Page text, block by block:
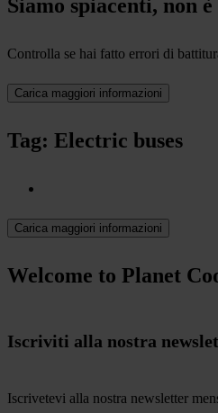
Siamo spiacenti, non
Controlla se hai fatto errori di
Carica maggiori informazioni
Tag: Electric buses
Carica maggiori informazioni
Welcome to Planet
Iscriviti alla nostra
Iscrivetevi alla nostra newsletter